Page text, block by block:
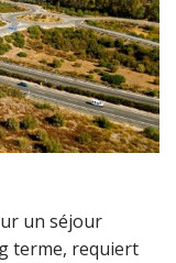
un séjour
terme, requiert